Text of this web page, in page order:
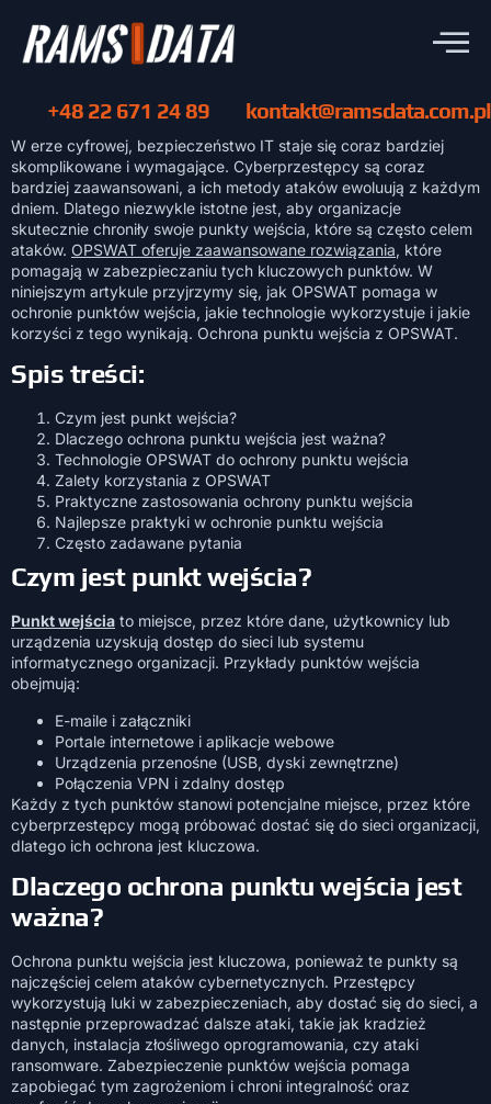
+48 22 671 24 89 kontakt@ramsdata.com.pl
W erze cyfrowej, bezpieczeństwo IT staje się coraz bardziej
skomplikowane i wymagające. Cyberprzestępcy są coraz
bardziej zaawansowani, a ich metody ataków ewoluują z każdym
dniem. Dlatego niezwykle istotne jest, aby organizacje
skutecznie chroniły swoje punkty wejścia, które są często celem
ataków. OPSWAT oferuje zaawansowane rozwiązania, które
pomagają w zabezpieczaniu tych kluczowych punktów. W
niniejszym artykule przyjrzymy się, jak OPSWAT pomaga w
ochronie punktów wejścia, jakie technologie wykorzystuje i jakie
korzyści z tego wynikają. Ochrona punktu wejścia z OPSWAT.
Spis treści:
Czym jest punkt wejścia?
Dlaczego ochrona punktu wejścia jest ważna?
Technologie OPSWAT do ochrony punktu wejścia
Zalety korzystania z OPSWAT
Praktyczne zastosowania ochrony punktu wejścia
Najlepsze praktyki w ochronie punktu wejścia
Często zadawane pytania
Czym jest punkt wejścia?
Punkt wejścia to miejsce, przez które dane, użytkownicy lub
urządzenia uzyskują dostęp do sieci lub systemu
informatycznego organizacji. Przykłady punktów wejścia
obejmują:
E-maile i załączniki
Portale internetowe i aplikacje webowe
Urządzenia przenośne (USB, dyski zewnętrzne)
Połączenia VPN i zdalny dostęp
Każdy z tych punktów stanowi potencjalne miejsce, przez które
cyberprzestępcy mogą próbować dostać się do sieci organizacji,
dlatego ich ochrona jest kluczowa.
Dlaczego ochrona punktu wejścia jest
ważna?
Ochrona punktu wejścia jest kluczowa, ponieważ te punkty są
najczęściej celem ataków cybernetycznych. Przestępcy
wykorzystują luki w zabezpieczeniach, aby dostać się do sieci, a
następnie przeprowadzać dalsze ataki, takie jak kradzież
danych, instalacja złośliwego oprogramowania, czy ataki
ransomware. Zabezpieczenie punktów wejścia pomaga
zapobiegać tym zagrożeniom i chroni integralność oraz